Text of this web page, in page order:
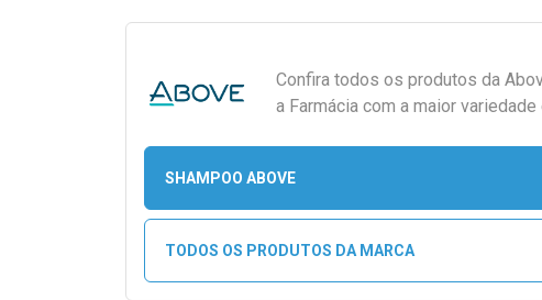
Confira todos os produtos da
a Farmácia com a maior
SHAMPOO ABOVE
TODOS OS PRODUTOS DA MARCA